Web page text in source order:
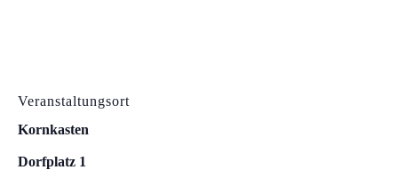
Veranstaltungsort
Kornkasten
Dorfplatz 1